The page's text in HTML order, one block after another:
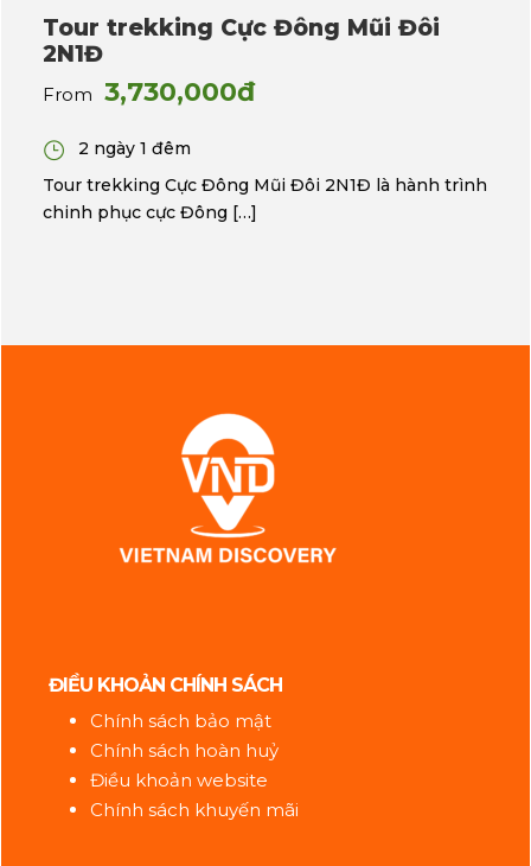
Tour trekking Cực Đông Mũi Đôi
2N1Đ
From 3,730,000đ
2 ngày 1 đêm
Tour trekking Cực Đông Mũi Đôi 2N1Đ là hành trình
chinh phục cực Đông […]
ĐIỀU KHOẢN CHÍNH SÁCH
Chính sách bảo mật
Chính sách hoàn huỷ
Điều khoản website
Chính sách khuyến mãi